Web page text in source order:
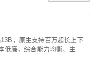
，原生支持百万超长上下
低廉，综合能力均衡，主打
创作、基础 RAG、批量